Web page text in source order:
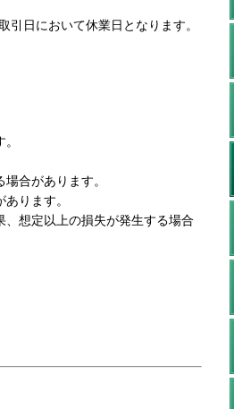
日において休業日となります。
合があります。
ります。
想定以上の損失が発生する場合